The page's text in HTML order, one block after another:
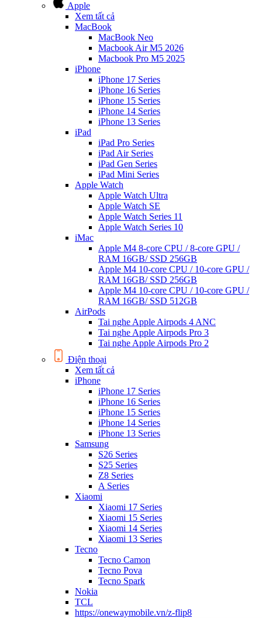
Apple
Xem tất cả
MacBook
MacBook Neo
Macbook Air M5 2026
Macbook Pro M5 2025
iPhone
iPhone 17 Series
iPhone 16 Series
iPhone 15 Series
iPhone 14 Series
iPhone 13 Series
iPad
iPad Pro Series
iPad Air Series
iPad Gen Series
iPad Mini Series
Apple Watch
Apple Watch Ultra
Apple Watch SE
Apple Watch Series 11
Apple Watch Series 10
iMac
Apple M4 8-core CPU / 8-core GPU /
RAM 16GB/ SSD 256GB
Apple M4 10-core CPU / 10-core GPU /
RAM 16GB/ SSD 256GB
Apple M4 10-core CPU / 10-core GPU /
RAM 16GB/ SSD 512GB
AirPods
Tai nghe Apple Airpods 4 ANC
Tai nghe Apple Airpods Pro 3
Tai nghe Apple Airpods Pro 2
Điện thoại
Xem tất cả
iPhone
iPhone 17 Series
iPhone 16 Series
iPhone 15 Series
iPhone 14 Series
iPhone 13 Series
Samsung
S26 Series
S25 Series
Z8 Series
A Series
Xiaomi
Xiaomi 17 Series
Xiaomi 15 Series
Xiaomi 14 Series
Xiaomi 13 Series
Tecno
Tecno Camon
Tecno Pova
Tecno Spark
Nokia
TCL
https://onewaymobile.vn/z-flip8